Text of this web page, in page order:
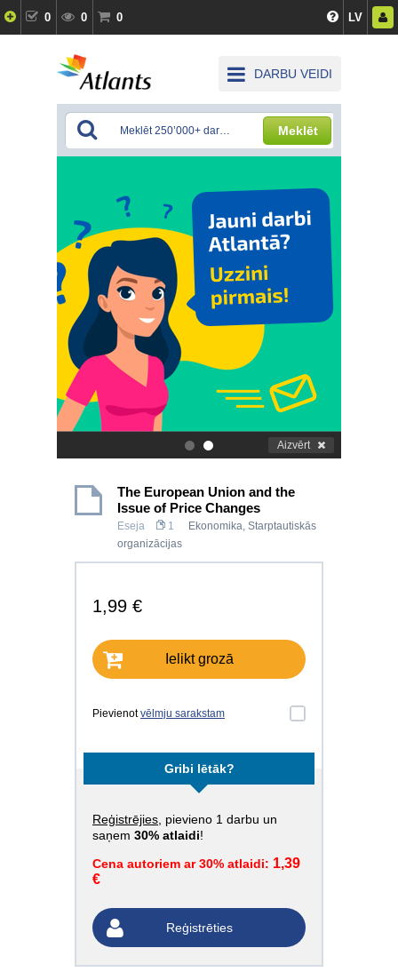
0 0 0 LV
DARBU VEIDI
Meklēt
. Aizvērt
The European Union and the
Issue of Price Changes
Eseja 1 Ekonomika, Starptautiskās
organizācijas
1,99 €
Ielikt grozā
Pievienotvēlmju sarakstam
Gribi lētāk?
Reģistrējies , pievieno 1 darbu un
saņem 30% atlaidi!
Cena autoriem ar 30% atlaidi: 1,39
€
Reģistrēties